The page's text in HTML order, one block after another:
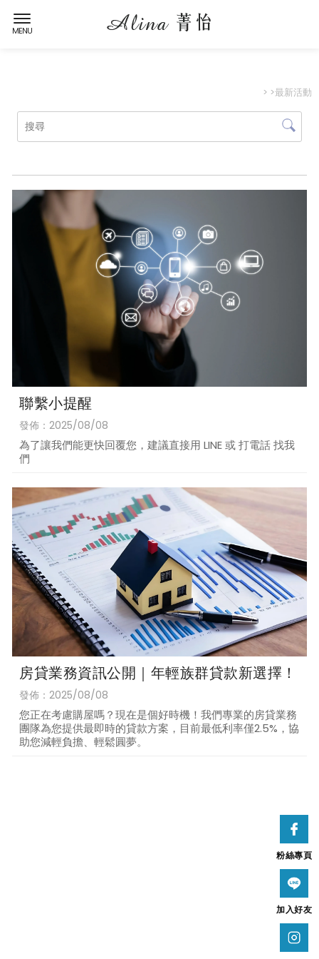
> >最新活動
聯繫小提醒
發佈：2025/08/08
為了讓我們能更快回覆您，建議直接用 LINE 或 打電話 找我
們
房貸業務資訊公開｜年輕族群貸款新選擇！
發佈：2025/08/08
您正在考慮購屋嗎？現在是個好時機！我們專業的房貸業務
團隊為您提供最即時的貸款方案，目前最低利率僅2.5%，協
助您減輕負擔、輕鬆圓夢。
粉絲專頁
加入好友